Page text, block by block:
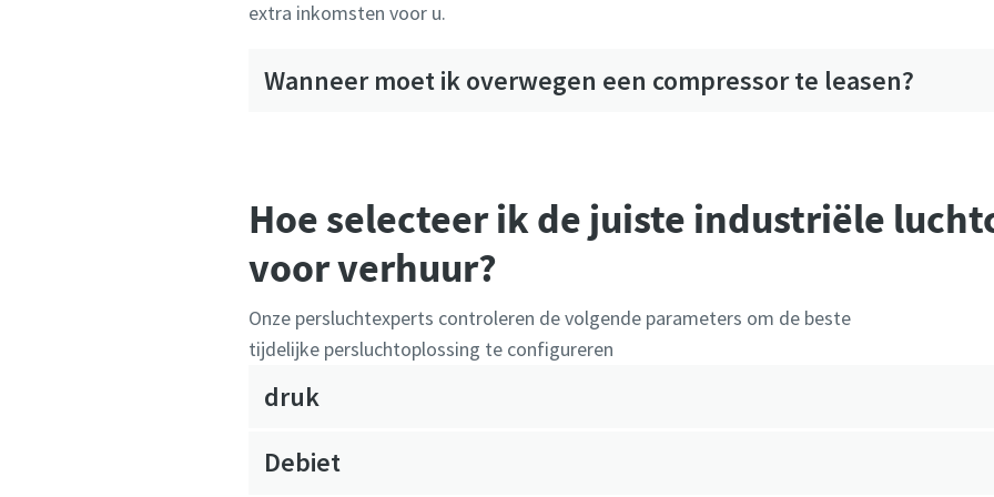
extra inkomsten voor u.
Wanneer moet ik overwegen een compressor te leasen?
Hoe selecteer ik de juiste industriële
voor verhuur?
Onze persluchtexperts controleren de volgende parameters om de beste
tijdelijke persluchtoplossing te configureren
druk
Debiet